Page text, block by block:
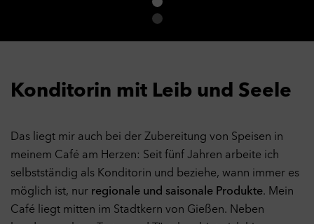
Konditorin mit Leib und Seele
Das liegt mir auch bei der Zubereitung von Speisen in
meinem Café am Herzen: Seit fünf Jahren arbeite ich
selbstständig als Konditorin und beziehe, wann immer es
möglich ist, nur regionale und saisonale Produkte. Mein
Café liegt mitten im Stadtkern von Gießen. Neben
Hier können Sie Ihre Datenschutz- und
Privatsphäreeinstellungen anpassen. Weitere Informationen
Notwendige Cookies
Technisch notwendige Cookies helfen dabei eine Webseite
nutzbar zu machen, indem sie Grundfunktionen wie